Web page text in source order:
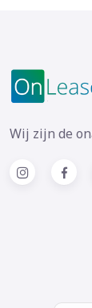
Wij zijn de